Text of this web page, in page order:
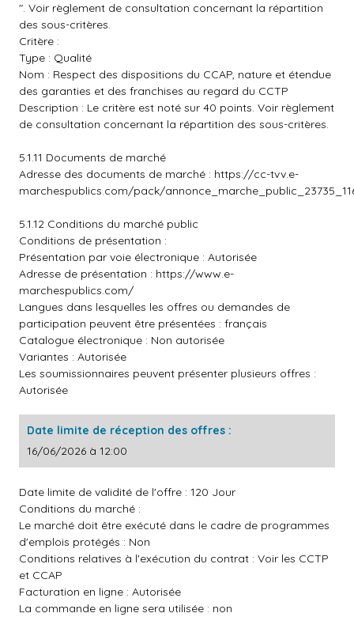
". Voir règlement de consultation concernant la répartition
des sous-critères.
Critère :
Type : Qualité
Nom : Respect des dispositions du CCAP, nature et étendue
des garanties et des franchises au regard du CCTP
Description : Le critère est noté sur 40 points. Voir règlement
de consultation concernant la répartition des sous-critères.
5.1.11 Documents de marché
Adresse des documents de marché : https://cc-tvv.e-
marchespublics.com/pack/
5.1.12 Conditions du marché public
Conditions de présentation :
Présentation par voie électronique : Autorisée
Adresse de présentation : https://www.e-
marchespublics.com/
Langues dans lesquelles les offres ou demandes de
participation peuvent être présentées : français
Catalogue électronique : Non autorisée
Variantes : Autorisée
Les soumissionnaires peuvent présenter plusieurs offres :
Autorisée
Date limite de réception des offres :
16/06/2026 à 12:00
Date limite de validité de l'offre : 120 Jour
Conditions du marché :
Le marché doit être exécuté dans le cadre de programmes
d'emplois protégés : Non
Conditions relatives à l'exécution du contrat : Voir les CCTP
et CCAP
Facturation en ligne : Autorisée
La commande en ligne sera utilisée : non